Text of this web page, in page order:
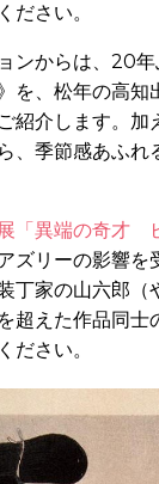
ださい。
ンからは、20
を、松年の高知
紹介します。加
、季節感あふれ
「異端の奇才
ズリーの影響を
丁家の山六郎（
超えた作品同士
ださい。